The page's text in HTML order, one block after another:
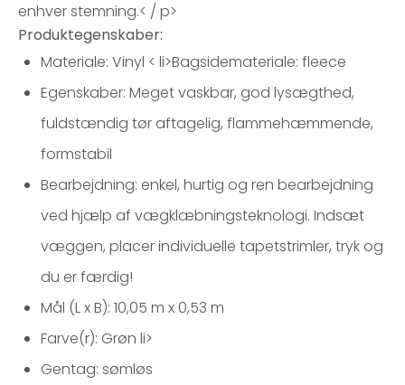
enhver stemning.< / p>
Produktegenskaber:
Materiale: Vinyl < li>Bagsidemateriale: fleece
Egenskaber: Meget vaskbar, god lysægthed,
fuldstændig tør aftagelig, flammehæmmende,
formstabil
Bearbejdning: enkel, hurtig og ren bearbejdning
ved hjælp af vægklæbningsteknologi. Indsæt
væggen, placer individuelle tapetstrimler, tryk og
du er færdig!
Mål (L x B): 10,05 m x 0,53 m
Farve(r): Grøn li>
Gentag: sømløs